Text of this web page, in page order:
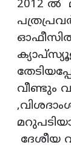
2012
വീണ്ടും
ദേശീയ